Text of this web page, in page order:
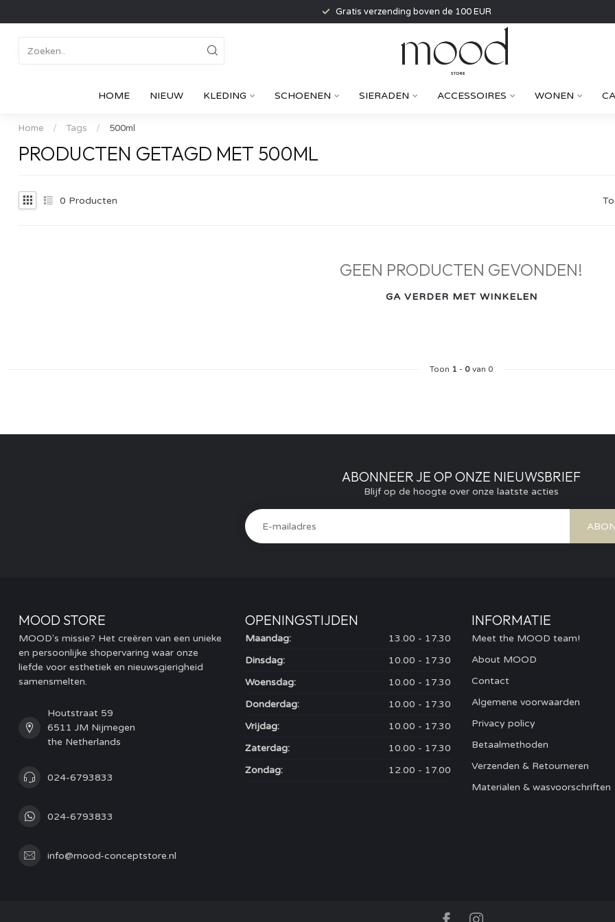
Gratis verzending boven de 100 EUR
HOME NIEUW KLEDING SCHOENEN SIERADEN ACCESSOIRES WONEN
Home / Tags / 500ml
PRODUCTEN GETAGD MET 500ML
0 Producten
GEEN PRODUCTEN GEVONDEN!
GA VERDER MET WINKELEN
Toon 1 - 0van 0
ABONNEER JE OP ONZE NIEUWSBRIEF
Blijf op de hoogte over onze laatste acties
MOOD STORE
MOOD's missie? Het creëren van een unieke
en persoonlijke shopervaring waar onze
liefde voor esthetiek en nieuwsgierigheid
samensmelten.
Houtstraat 59
6511 JM Nijmegen
the Netherlands
024-6793833
024-6793833
info@mood-conceptstore.nl
OPENINGSTIJDEN
Maandag:
13.00 - 17.30
Dinsdag:
10.00 - 17.30
Woensdag:
10.00 - 17.30
Donderdag:
10.00 - 17.30
Vrijdag:
10.00 - 17.30
Zaterdag:
10.00 - 17.30
Zondag:
12.00 - 17.00
INFORMATIE
Meet the MOOD team!
About MOOD
Contact
Algemene voorwaarden
Privacy policy
Betaalmethoden
Verzenden & Retourneren
Materialen & wasvoorschriften